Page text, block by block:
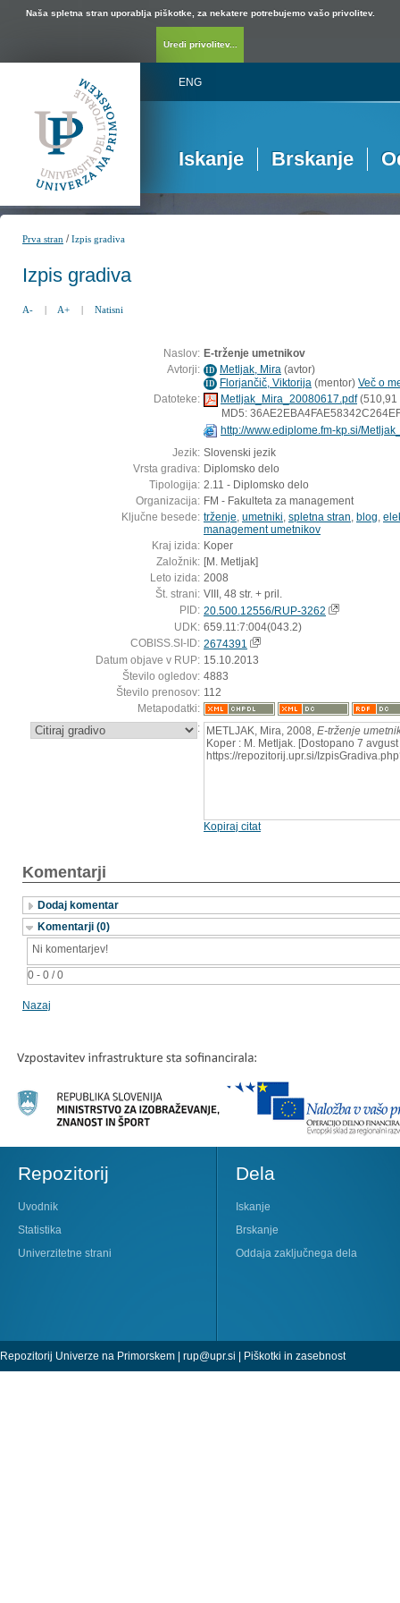
Naša spletna stran uporablja piškotke, za nekatere potrebujemo vašo privolitev.
Uredi privolitev...
ENG
Iskanje Brskanje
Prva stran /Izpis gradiva
Izpis gradiva
A- | A+ | Natisni
Naslov: E-trženje umetnikov
Avtorji: ID Metljak, Mira (avtor)
ID Florjančič, Viktorija (mentor) Več o
Datoteke:
Metljak_Mira_20080617.pdf(510,91
MD5:
http://www.ediplome.fm-kp.si/
Jezik: Slovenski jezik
Vrsta gradiva: Diplomsko delo
Tipologija: 2.11 - Diplomsko delo
Organizacija: FM - Fakulteta za management
Ključne besede: trženje umetniki spletna stran blog
management umetnikov
Kraj izida: Koper
Založnik: [M. Metljak]
Leto izida: 2008
Št. strani: VIII, 48 str. + pril.
PID: 20.500.12556/RUP-3262
UDK: 659.11:7:004(043.2)
COBISS.SI-ID: 2674391
Datum objave v RUP: 15.10.2013
Število ogledov: 4883
Število prenosov: 112
Metapodatki:
: METLJAK, Mira, 2008, E-trženje
Koper : M. Metljak. [Dostopano 7
https://repozitorij.upr.si/
Kopiraj citat
Komentarji
Dodaj komentar
Komentarji (0)
0 - 0 / 0
Ni komentarjev!
Nazaj
Repozitorij
Uvodnik
Statistika
Univerzitetne strani
Dela
Iskanje
Brskanje
Oddaja zaključnega dela
Repozitorij Univerze na Primorskem | rup@upr.si Piškotki in zasebnost